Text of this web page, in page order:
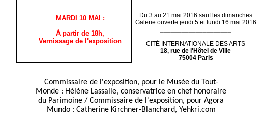
Du 3 au 21 mai 2016 sauf les dimanches
Galerie ouverte jeudi 5 et lundi 16 mai 2016
CITÉ INTERNATIONALE DES ARTS
18, rue de l'Hôtel de Ville
75004 Paris
MARDI 10 MAI :
À partir de 18h,
Vernissage de l'exposition
Commissaire de l'exposition, pour le Musée du Tout-
Monde : Hélène Lassalle, conservatrice en chef honoraire
du Parimoine / Commissaire de l'exposition, pour Agora
Mundo : Catherine Kirchner-Blanchard, Yehkri.com